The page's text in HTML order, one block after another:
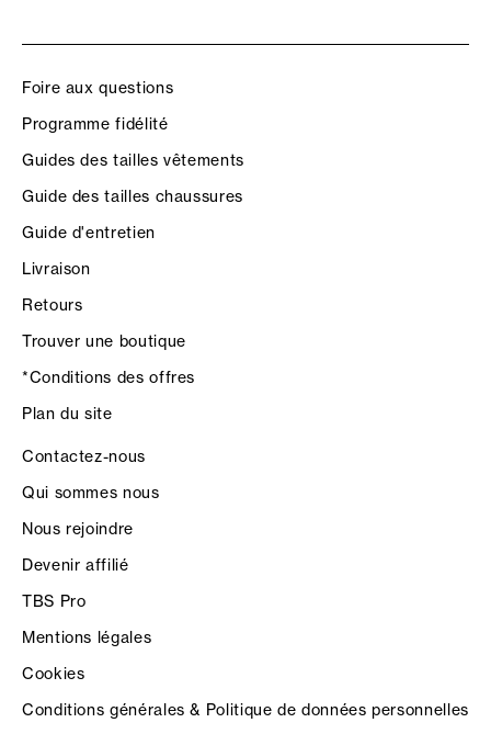
Foire aux questions
Programme fidélité
Guides des tailles vêtements
Guide des tailles chaussures
Guide d'entretien
Livraison
Retours
Trouver une boutique
*Conditions des offres
Plan du site
Contactez-nous
Qui sommes nous
Nous rejoindre
Devenir affilié
TBS Pro
Mentions légales
Cookies
Conditions générales & Politique de données personnelles